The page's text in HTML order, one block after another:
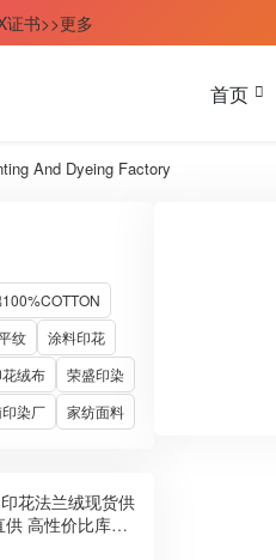
证书>>更多
首页
And Dyeing Factory
纹
涂料印花
绒布
荣盛印染
染厂 家纺面料
花法兰绒现货供
供 高性价比库存